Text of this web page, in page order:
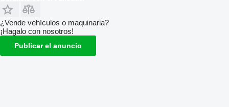
¿Vende vehículos o maquinaria?
¡Hagalo con nosotros!
Publicar el anuncio